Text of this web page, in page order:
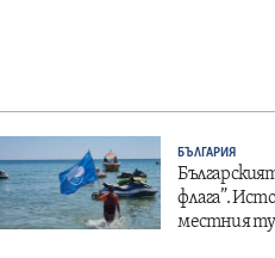
БЪЛГАРИЯ
флага”.
местния